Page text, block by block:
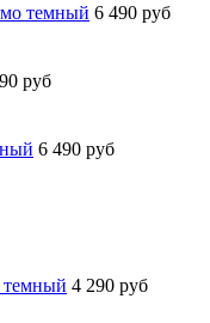
темный 6 490 руб
руб
6 490 руб
4 290 руб